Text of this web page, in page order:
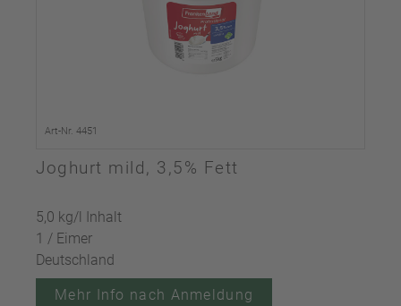
Art-Nr. 4451
Joghurt mild, 3,5% Fett
5,0 kg/l Inhalt
1 / Eimer
Deutschland
Mehr Info nach Anmeldung